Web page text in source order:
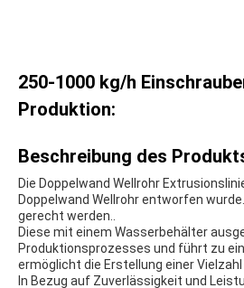
250-1000 kg/h
Produktion:
Beschreibung des
Die Doppelwand Wellrohr
Doppelwand Wellrohr entworfen
gerecht werden..
Diese mit einem Wasserbehälter
Produktionsprozesses und führt zu
ermöglicht die Erstellung einer
In Bezug auf Zuverlässigkeit und